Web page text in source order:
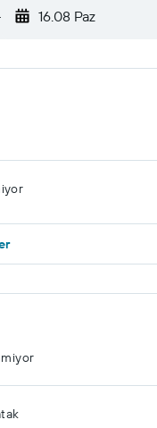
16.08 Paz